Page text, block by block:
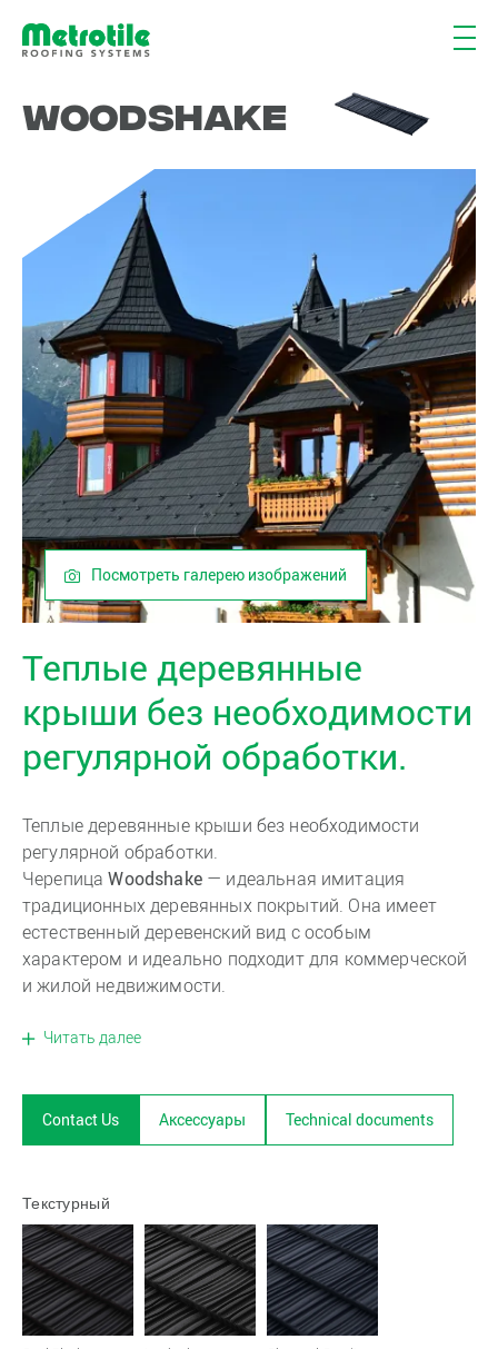
Woodshake
Посмотреть галерею изображений
Теплые деревянные
крыши без необходимости
регулярной обработки.
Теплые деревянные крыши без необходимости
регулярной обработки.
ЧерепицаWoodshake— идеальная имитация
традиционных деревянных покрытий. Она имеет
естественный деревенский вид с особым
характером и идеально подходит для коммерческой
и жилой недвижимости.
Читать далее
Contact Us Аксессуары Technical documents
Текстурный